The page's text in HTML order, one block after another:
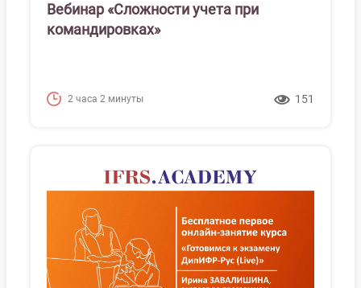
Вебинар «Сложности учета при
командировках»
2 часа 2 минуты 151